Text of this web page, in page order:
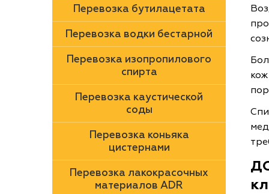
Перевозка бутилацетата
Перевозка водки бестарной
Перевозка изопропилового
спирта
Перевозка каустической
соды
Перевозка коньяка
цистернами
Перевозка лакокрасочных
материалов ADR